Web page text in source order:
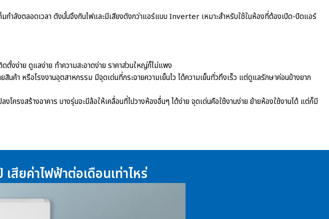
ำลังตลอดเวลา ดังนั้นจึงกินไฟและมีเสียงดังกว่าแอร์แบบ Inverter เหมาะสำหรับใช้ในห้องที่ต้องเปิด-ปิดแอร์
ตั้งง่าย ดูแลง่าย ทำความสะอาดง่าย ราคาส่วนใหญ่ก็ไม่แพง
นค้า หรือโรงงานอุตสาหกรรม มีจุดเด่นที่กระจายความเย็นไว ได้ความเย็นทั่วถึงเร็ว แต่ดูแลรักษาค่อนข้างยาก
โครงสร้างอาคาร บางรุ่นจะมีล้อให้เคลื่อนที่ไปวางห้องอื่นๆ ได้ง่าย จุดเด่นคือใช้งานง่าย ย้ายห้องใช้งานได้ แต่ก็มี
ยค่าไฟฟ้าต่อเดือนเท่าไหร่